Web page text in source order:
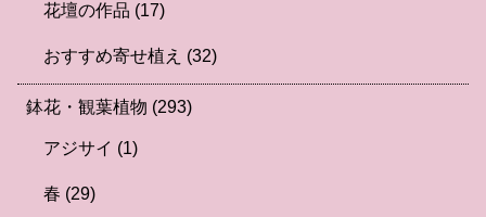
花壇の作品 (17)
おすすめ寄せ植え (32)
鉢花・観葉植物 (293)
アジサイ (1)
春 (29)